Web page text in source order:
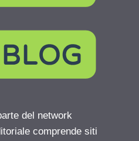
del network
comprende siti